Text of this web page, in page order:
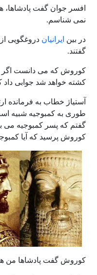
افسر جوان گفت پادشاها،
نمی شناسم.
در بین ایرانیان دروغگویی
گفتند.
کوروش که می دانست اگر
کشته خواهد شد جوابی داد
آستیاژ خطاب به فرمانده
طوری به کمبوجیه شبیه
گفتم که پسر کمبوجیه می
کوروش پرسید که آیا
کوروش گفت پادشاها من